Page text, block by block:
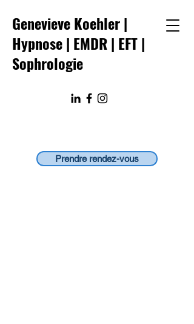
Genevieve Koehler |
Hypnose | EMDR| EFT|
Sophrologie
Prendre rendez-vous